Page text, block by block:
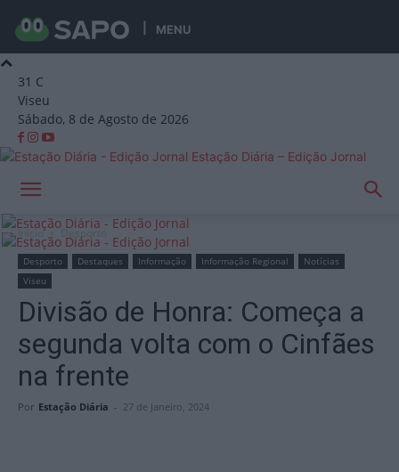
MENU
31 C
Viseu
Sábado, 8 de Agosto de 2026
Estação Diária – Edição Jornal
Início Desporto
Desporto Destaques Informação Informação Regional
Notícias
Viseu
Divisão de Honra: Começa a
segunda volta com o Cinfães
na frente
Por Estação Diária - 27 de Janeiro, 2024